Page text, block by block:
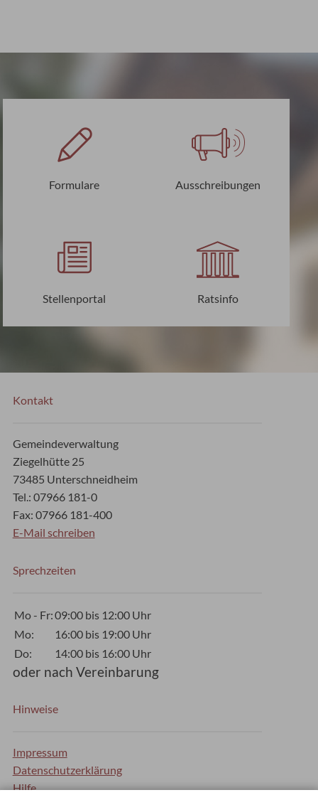
Formulare Ausschreibungen
Stellenportal Ratsinfo
Kontakt
Gemeindeverwaltung
Ziegelhütte 25
73485 Unterschneidheim
Tel.: 07966 181-0
Fax: 07966 181-400
E-Mail schreiben
Sprechzeiten
Mo - Fr:09:00 bis 12:00 Uhr
Mo:
16:00 bis 19:00 Uhr
Do:
14:00 bis 16:00 Uhr
oder nach Vereinbarung
Hinweise
Impressum
Datenschutzerklärung
Hilfe